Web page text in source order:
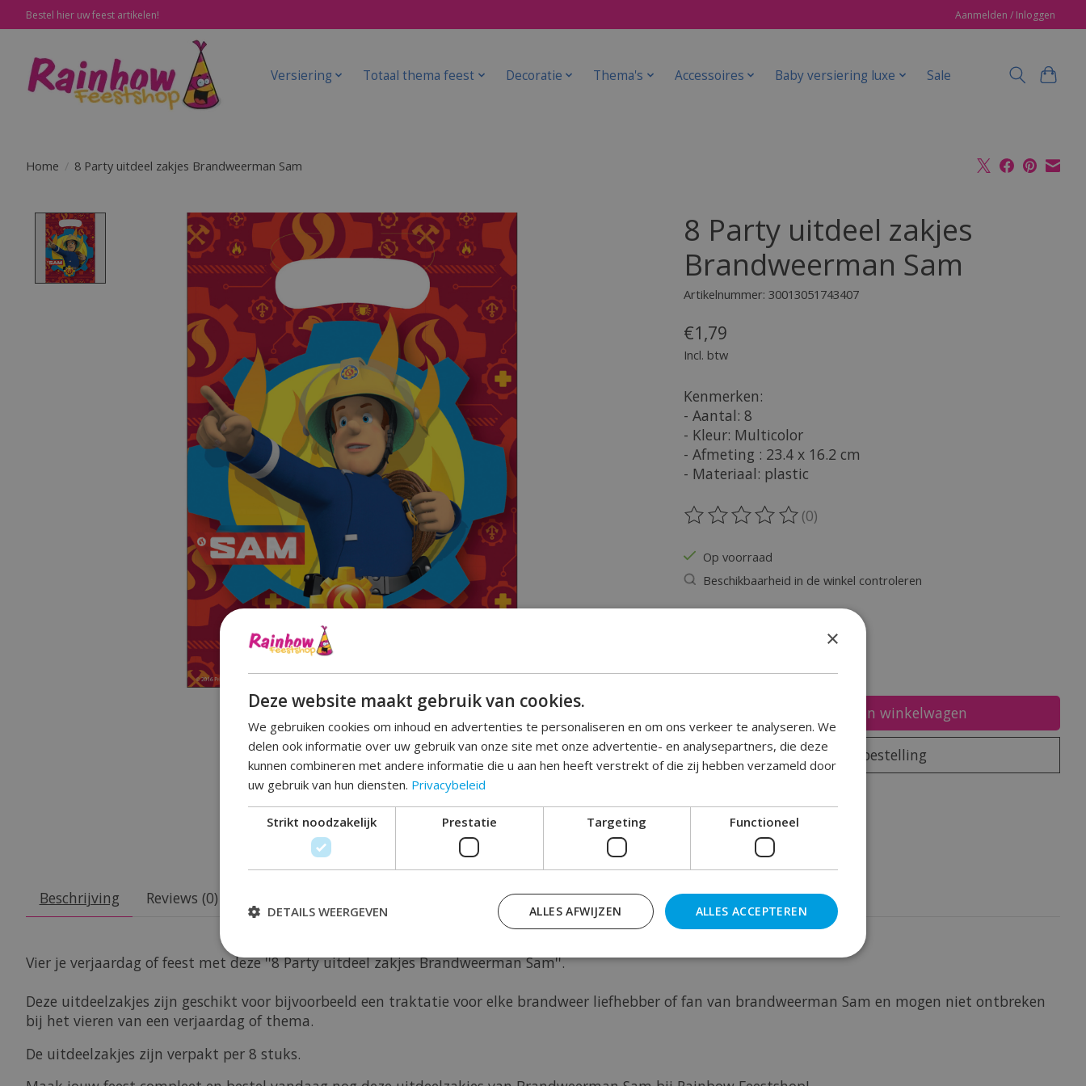
Bestel hier uw feest artikelen! Aanmelden / Inloggen
Versiering Totaal thema feest Decoratie Thema's Accessoires Baby versiering luxe Sale
Home / 8 Party uitdeel zakjes Brandweerman Sam
Product image slideshow Items
8 Party uitdeel zakjes
Brandweerman Sam
Artikelnummer: 30013051743407
€1,79
Incl. btw
Kenmerken:
- Aantal: 8
- Kleur: Multicolor
- Afmeting : 23.4 x 16.2 cm
- Materiaal: plastic
De beoordeling van dit product is
(0)
Op voorraad
Beschikbaarheid in de winkel controleren
Toevoegen aan winkelwagen
Plaats bestelling
Beschrijving Reviews (0)
Vier je verjaardag of feest met deze ''8 Party uitdeel zakjes Brandweerman Sam''.
Deze uitdeelzakjes zijn geschikt voor bijvoorbeeld een traktatie voor elke brandweer liefhebber of fan van brandweerman Sam en mogen niet ontbreken
bij het vieren van een verjaardag of thema.
De uitdeelzakjes zijn verpakt per 8 stuks.
×
Deze website maakt gebruik van cookies.
We gebruiken cookies om inhoud en advertenties te personaliseren en om ons verkeer te analyseren. We
delen ook informatie over uw gebruik van onze site met onze advertentie- en analysepartners, die deze
kunnen combineren met andere informatie die u aan hen heeft verstrekt of die zij hebben verzameld door
uw gebruik van hun diensten. Privacybeleid
Strikt noodzakelijk Prestatie Targeting Functioneel
ALLES ACCEPTEREN
ALLES AFWIJZEN
DETAILS WEERGEVEN